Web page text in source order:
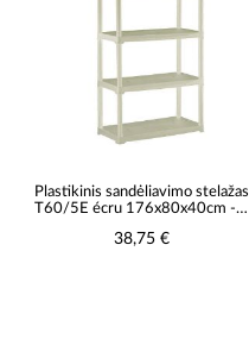
Plastikinis sandėliavimo stelažas
T60/5E écru 176x80x40cm - 5
38,75 €